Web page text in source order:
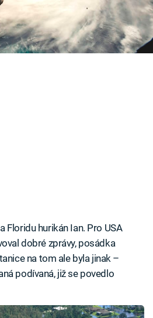
přírodního jevu.
Floridu hurikán Ian. Pro USA
dobré zprávy, posádka
na tom ale byla jinak –
podívaná, již se povedlo